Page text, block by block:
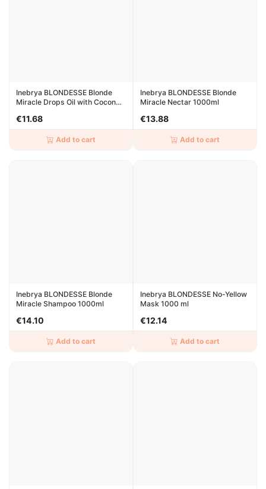
Inebrya BLONDESSE Blonde
Miracle Drops Oil with Coconut
€11.68
Add to cart
Inebrya BLONDESSE Blonde
Miracle Nectar 1000ml
€13.88
Add to cart
Inebrya BLONDESSE Blonde
Miracle Shampoo 1000ml
€14.10
Add to cart
Inebrya BLONDESSE No-Yellow
Mask 1000 ml
€12.14
Add to cart